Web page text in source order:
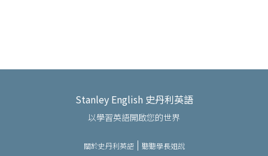
Stanley English 史丹利英語
以學習英語開啟您的世界
關於史丹利英語 聽聽學長姐說